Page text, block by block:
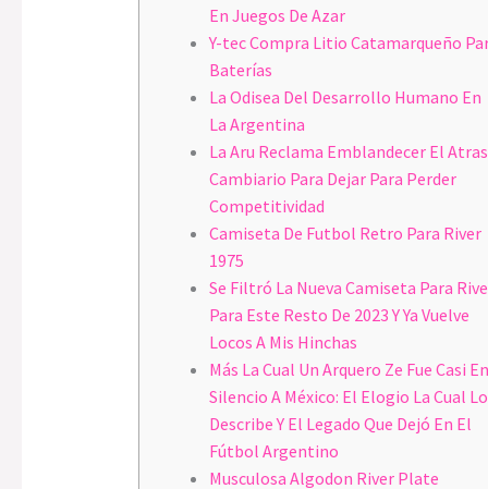
En Juegos De Azar
Y-tec Compra Litio Catamarqueño
Baterías
La Odisea Del Desarrollo Humano En
La Argentina
La Aru Reclama Emblandecer El
Cambiario Para Dejar Para Perder
Competitividad
Camiseta De Futbol Retro Para River
1975
Se Filtró La Nueva Camiseta Para
Para Este Resto De 2023 Y Ya Vuelve
Locos A Mis Hinchas
Más La Cual Un Arquero Ze Fue Casi En
Silencio A México: El Elogio La Cual Lo
Describe Y El Legado Que Dejó En El
Fútbol Argentino
Musculosa Algodon River Plate